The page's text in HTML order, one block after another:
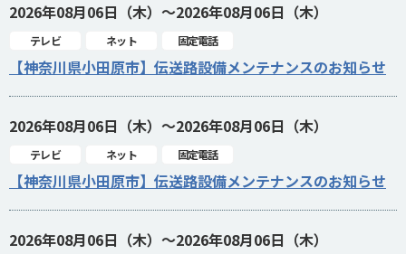
2026年08月06日（木）～2026年08月06日（木）
テレビ ネット 固定電話
【神奈川県小田原市】伝送路設備メンテナンスのお知らせ
2026年08月06日（木）～2026年08月06日（木）
テレビ ネット 固定電話
【神奈川県小田原市】伝送路設備メンテナンスのお知らせ
2026年08月06日（木）～2026年08月06日（木）